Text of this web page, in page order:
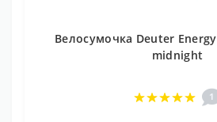
Велосумочка Deuter
midnight
1